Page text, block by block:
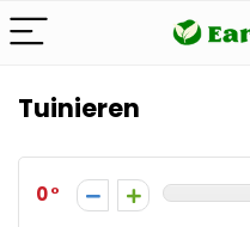
Tuinieren
0